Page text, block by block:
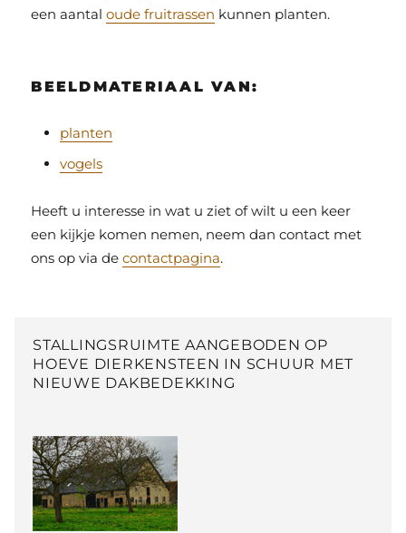
een aantaloude fruitrassen kunnen planten.
BEELDMATERIAAL VAN:
planten
vogels
Heeft u interesse in wat u ziet of wilt u een keer
een kijkje komen nemen, neem dan contact met
ons op via decontactpagina.
STALLINGSRUIMTE AANGEBODEN OP
HOEVE DIERKENSTEEN IN SCHUUR MET
NIEUWE DAKBEDEKKING